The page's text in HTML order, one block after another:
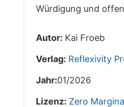
Würdigung und
Autor: Kai Froeb
Verlag: Reflexivity
Jahr:01/2026
Lizenz: Zero